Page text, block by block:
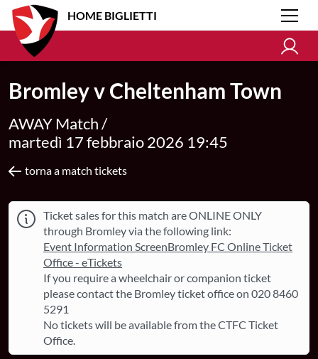
HOME BIGLIETTI
Bromley v Cheltenham Town
AWAY Match /
martedì 17 febbraio 2026 19:45
torna a match tickets
Ticket sales for this match are ONLINE ONLY
through Bromley via the following link:
Event Information ScreenBromley FC Online Ticket
Office - eTickets
If you require a wheelchair or companion ticket
please contact the Bromley ticket office on 020 8460
5291
No tickets will be available from the CTFC Ticket
Office.